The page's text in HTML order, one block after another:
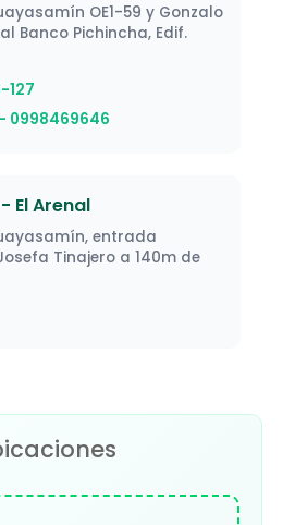
OE1-59 y Gonzalo
Banco Pichincha, Edif.
127
0998469646
El Arenal
entrada
Tinajero a 140m de